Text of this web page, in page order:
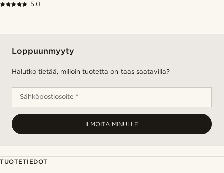
5.0
Loppuunmyyty
Halutko tietää, milloin tuotetta on taas saatavilla?
Sähköpostiosoite *
ILMOITA MINULLE
TUOTETIEDOT